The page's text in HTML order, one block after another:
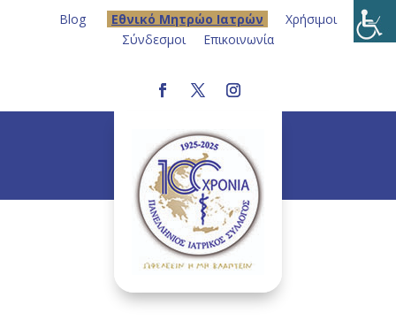
Blog Eθνικό Μητρώο Ιατρών
Χρήσιμοι
Σύνδεσμοι
Επικοινωνία